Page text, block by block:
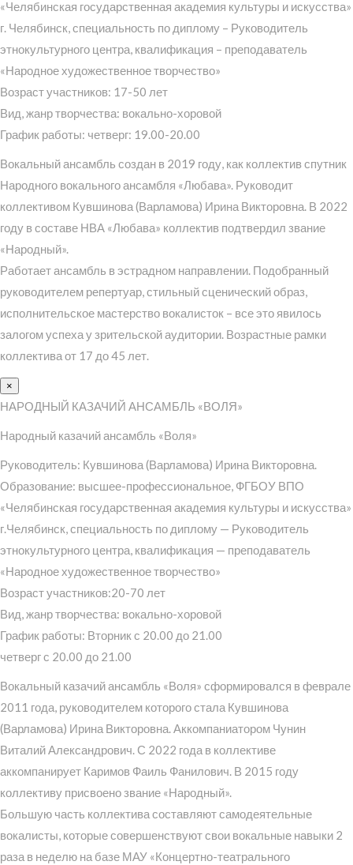
«Челябинская государственная академия культуры и искусства»
г. Челябинск, специальность по диплому – Руководитель
этнокультурного центра, квалификация – преподаватель
«Народное художественное творчество»
Возраст участников: 17-50 лет
Вид, жанр творчества: вокально-хоровой
График работы: четверг: 19.00-20.00
Вокальный ансамбль создан в 2019 году, как коллектив спутник
Народного вокального ансамбля «Любава». Руководит
коллективом Кувшинова (Варламова) Ирина Викторовна. В 2022
году в составе НВА «Любава» коллектив подтвердил звание
«Народный».
Работает ансамбль в эстрадном направлении. Подобранный
руководителем репертуар, стильный сценический образ,
исполнительское мастерство вокалисток – все это явилось
залогом успеха у зрительской аудитории. Возрастные рамки
коллектива от 17 до 45 лет.
×
НАРОДНЫЙ КАЗАЧИЙ АНСАМБЛЬ «ВОЛЯ»
Народный казачий ансамбль «Воля»
Руководитель: Кувшинова (Варламова) Ирина Викторовна.
Образование: высшее-профессиональное, ФГБОУ ВПО
«Челябинская государственная академия культуры и искусства»
г.Челябинск, специальность по диплому — Руководитель
этнокультурного центра, квалификация — преподаватель
«Народное художественное творчество»
Возраст участников:20-70 лет
Вид, жанр творчества: вокально-хоровой
График работы: Вторник с 20.00 до 21.00
четверг с 20.00 до 21.00
Вокальный казачий ансамбль «Воля» сформировался в феврале
2011 года, руководителем которого стала Кувшинова
(Варламова) Ирина Викторовна. Аккомпаниатором Чунин
Виталий Александрович. С 2022 года в коллективе
аккомпанирует Каримов Фаиль Фанилович. В 2015 году
коллективу присвоено звание «Народный».
Большую часть коллектива составляют самодеятельные
вокалисты, которые совершенствуют свои вокальные навыки 2
раза в неделю на базе МАУ «Концертно-театрального